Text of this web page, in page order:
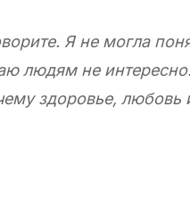
Я не могла
людям не
здоровье, любовь